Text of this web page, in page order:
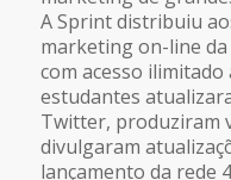
A Sprint distribuiu
marketing on-line
com acesso
estudantes
Twitter, produziram
divulgaram
lançamento da rede